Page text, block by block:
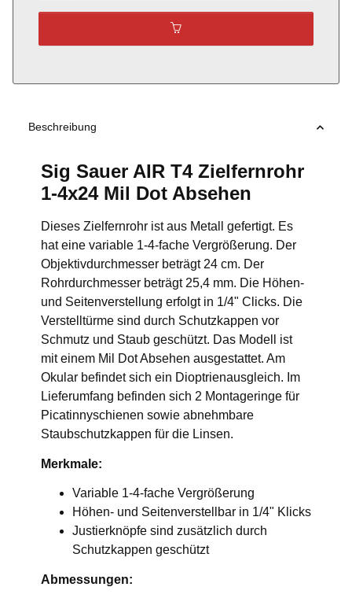
Beschreibung
Sig Sauer AIR T4 Zielfernrohr
1-4x24 Mil Dot Absehen
Dieses Zielfernrohr ist aus Metall gefertigt. Es
hat eine variable 1-4-fache Vergrößerung. Der
Objektivdurchmesser beträgt 24 cm. Der
Rohrdurchmesser beträgt 25,4 mm. Die Höhen-
und Seitenverstellung erfolgt in 1/4" Clicks. Die
Verstelltürme sind durch Schutzkappen vor
Schmutz und Staub geschützt. Das Modell ist
mit einem Mil Dot Absehen ausgestattet. Am
Okular befindet sich ein Dioptrienausgleich. Im
Lieferumfang befinden sich 2 Montageringe für
Picatinnyschienen sowie abnehmbare
Staubschutzkappen für die Linsen.
Merkmale:
Variable 1-4-fache Vergrößerung
Höhen- und Seitenverstellbar in 1/4" Klicks
Justierknöpfe sind zusätzlich durch
Schutzkappen geschützt
Abmessungen: